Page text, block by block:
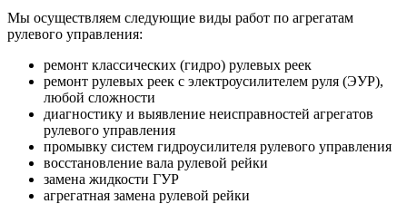
Мы осуществляем следующие виды работ по агрегатам
рулевого управления:
ремонт классических (гидро) рулевых реек
ремонт рулевых реек с электроусилителем руля (ЭУР),
любой сложности
диагностику и выявление неисправностей агрегатов
рулевого управления
промывку систем гидроусилителя рулевого управления
восстановление вала рулевой рейки
замена жидкости ГУР
агрегатная замена рулевой рейки